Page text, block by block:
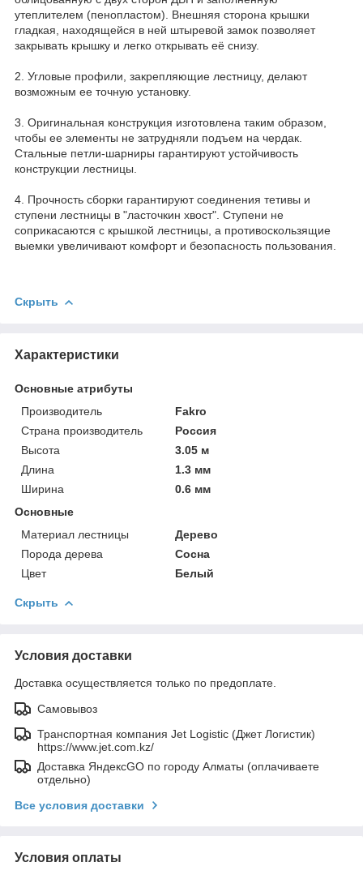
утеплителем (пенопластом). Внешняя сторона крышки
гладкая, находящейся в ней штыревой замок позволяет
закрывать крышку и легко открывать её снизу.
2. Угловые профили, закрепляющие лестницу, делают
возможным ее точную установку.
3. Оригинальная конструкция изготовлена таким образом,
чтобы ее элементы не затрудняли подъем на чердак.
Стальные петли-шарниры гарантируют устойчивость
конструкции лестницы.
4. Прочность сборки гарантируют соединения тетивы и
ступени лестницы в "ласточкин хвост". Ступени не
соприкасаются с крышкой лестницы, а противоскользящие
выемки увеличивают комфорт и безопасность пользования.
Скрыть
Характеристики
Основные атрибуты
Производитель
Fakro
Страна производитель
Россия
Высота
3.05 м
Длина
1.3 мм
Ширина
0.6 мм
Основные
Материал лестницы
Дерево
Порода дерева
Сосна
Цвет
Белый
Скрыть
Условия доставки
Доставка осуществляется только по предоплате.
Самовывоз
Транспортная компания Jet Logistic (Джет Логистик)
https://www.jet.com.kz/
Доставка ЯндексGO по городу Алматы (оплачиваете
отдельно)
Все условия доставки
Условия оплаты